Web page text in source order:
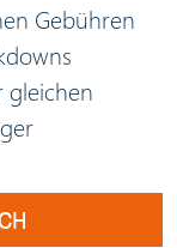
Gebühren
gleichen